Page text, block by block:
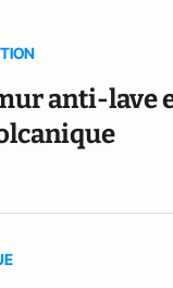
anti-lave